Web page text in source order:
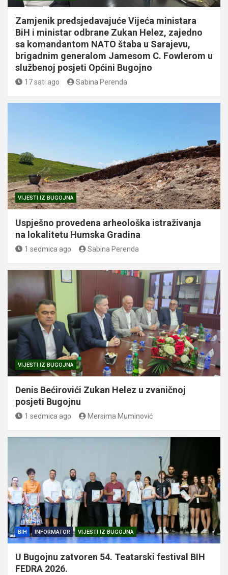
Zamjenik predsjedavajuće Vijeća ministara
BiH i ministar odbrane Zukan Helez, zajedno
sa komandantom NATO štaba u Sarajevu,
brigadnim generalom Jamesom C. Fowlerom u
službenoj posjeti Općini Bugojno
17 sati ago Sabina Perenda
VIJESTI IZ BUGOJNA
Uspješno provedena arheološka istraživanja
na lokalitetu Humska Gradina
1 sedmica ago Sabina Perenda
VIJESTI IZ BUGOJNA
Denis Bećirovići Zukan Helez u zvaničnoj
posjeti Bugojnu
1 sedmica ago Mersima Muminović
BIH INFORMATOR VIJESTI IZ BUGOJNA
U Bugojnu zatvoren 54. Teatarski festival BIH
FEDRA 2026.